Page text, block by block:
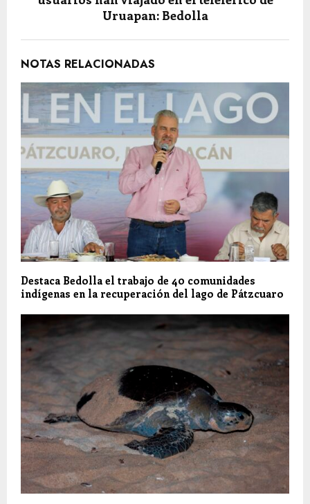
Uruapan: Bedolla
NOTAS RELACIONADAS
Destaca Bedolla el trabajo de 40 comunidades
indígenas en la recuperación del lago de Pátzcuaro